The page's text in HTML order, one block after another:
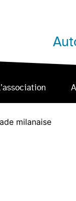
L’association
milanaise